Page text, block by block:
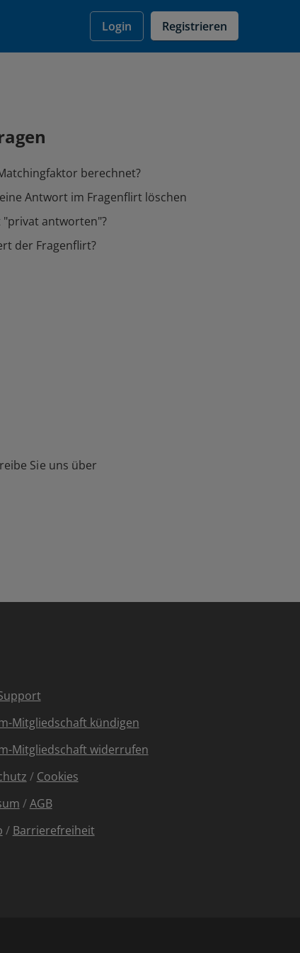
Login Registrieren
berechnet?
Antwort im Fragenflirt löschen
"privat antworten"?
der Fragenflirt?
Sie uns über
Mitgliedschaft kündigen
Mitgliedschaft widerrufen
/ Cookies
/AGB
/ Barrierefreiheit